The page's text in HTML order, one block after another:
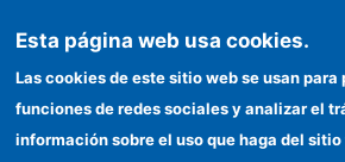
Esta página web usa cookies.
Las cookies de este sitio web se usan
funciones de redes sociales y analizar el
información sobre el uso que haga del